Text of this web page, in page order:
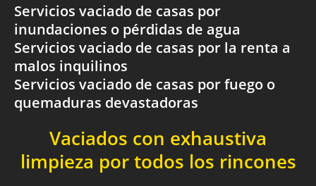
Servicios vaciado de casas por
inundaciones o pérdidas de agua
Servicios vaciado de casas por la renta a
malos inquilinos
Servicios vaciado de casas por fuego o
quemaduras devastadoras
Vaciados con exhaustiva
limpieza por todos los rincones